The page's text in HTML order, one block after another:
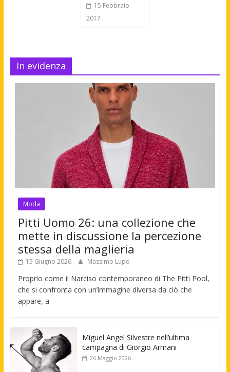
15 Febbraio
2017
In evidenza
Moda
Pitti Uomo 26: una collezione che
mette in discussione la percezione
stessa della maglieria
15 Giugno 2026 Massimo Lupo
Proprio come il Narciso contemporaneo di The Pitti Pool,
che si confronta con un’immagine diversa da ciò che
appare, a
Miguel Angel Silvestre nell’ultima
campagna di Giorgio Armani
26 Maggio 2026